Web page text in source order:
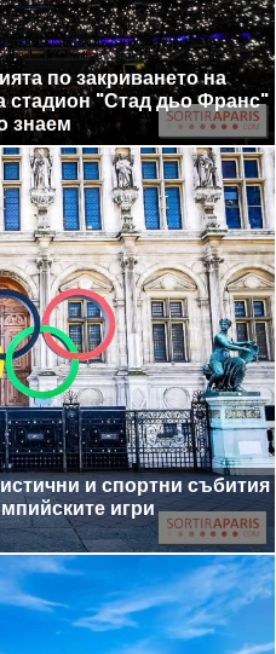
по закриването на
стадион "Стад дьо Франс"
знаем
и спортни събития
игри